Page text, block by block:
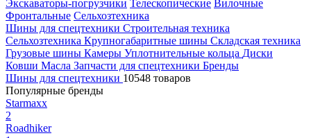
Экскаваторы-погрузчики Телескопические Вилочные
Фронтальные Сельхозтехника
Шины для спецтехники Строительная техника
Сельхозтехника Крупногабаритные шины Складская техника
Грузовые шины Камеры Уплотнительные кольца Диски
Ковши Масла Запчасти для спецтехники Бренды
Шины для спецтехники 10548 товаров
Популярные бренды
Starmaxx
2
Roadhiker